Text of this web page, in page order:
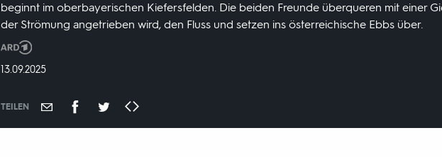
beginnt im oberbayerischen Kiefersfelden. Die beiden Freunde überqueren mit einer
der Strömung angetrieben wird, den Fluss und setzen ins österreichische Ebbs über.
Produktionsland
und
DATUM:
13.09.2025
TEILEN